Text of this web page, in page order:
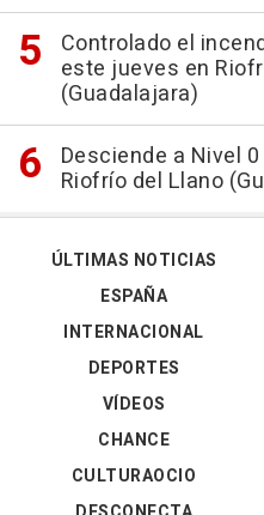
Controlado el
este jueves en
(Guadalajara)
Desciende a Nivel
Riofrío del Llano
ÚLTIMAS NOTICIAS
ESPAÑA
INTERNACIONAL
DEPORTES
VÍDEOS
CHANCE
CULTURAOCIO